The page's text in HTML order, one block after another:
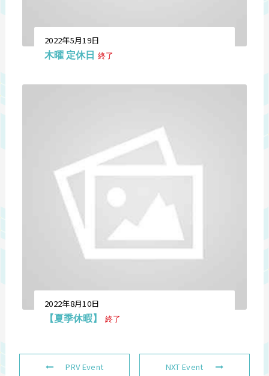
2022年5月19日
木曜 定休日 終了
2022年8月10日
【夏季休暇】 終了
PRV Event NXT Event